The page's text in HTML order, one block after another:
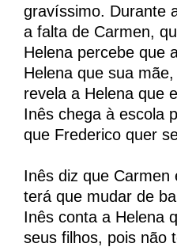
gravíssimo. Durante
a falta de Carmen,
Helena percebe que
Helena que sua
revela a Helena que
Inês chega à escola
que Frederico quer
Inês diz que
terá que mudar de
Inês conta a Helena
seus filhos, pois não